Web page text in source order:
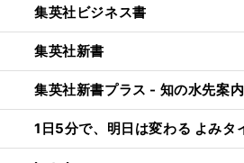
集英社ビジネス書
集英社新書
集英社新書プラス - 知の水先案
1日5分で、明日は変わる よみ